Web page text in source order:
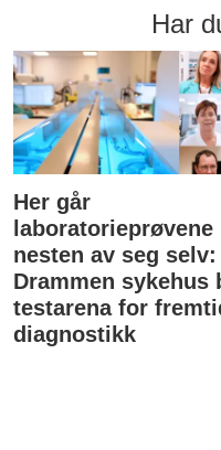
Har
Her går
laboratorieprøvene
nesten av seg selv:
Drammen sykehus
testarena for
diagnostikk